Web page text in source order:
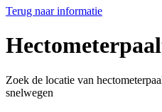
Terug naar informatie
Zoek de locatie van
snelwegen